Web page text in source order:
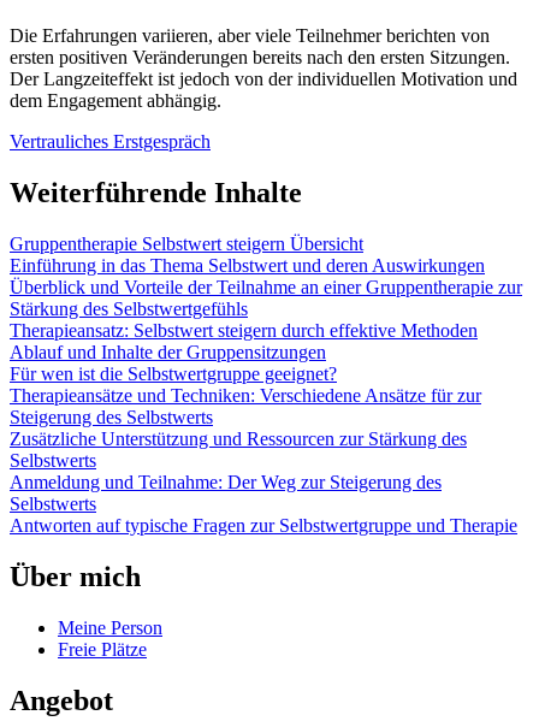
Die Erfahrungen variieren, aber viele Teilnehmer berichten von
ersten positiven Veränderungen bereits nach den ersten Sitzungen.
Der Langzeiteffekt ist jedoch von der individuellen Motivation und
dem Engagement abhängig.
Vertrauliches Erstgespräch
Weiterführende Inhalte
Gruppentherapie Selbstwert steigern Übersicht
Einführung in das Thema Selbstwert und deren Auswirkungen
Überblick und Vorteile der Teilnahme an einer Gruppentherapie zur
Stärkung des Selbstwertgefühls
Therapieansatz: Selbstwert steigern durch effektive Methoden
Ablauf und Inhalte der Gruppensitzungen
Für wen ist die Selbstwertgruppe geeignet?
Therapieansätze und Techniken: Verschiedene Ansätze für zur
Steigerung des Selbstwerts
Zusätzliche Unterstützung und Ressourcen zur Stärkung des
Selbstwerts
Anmeldung und Teilnahme: Der Weg zur Steigerung des
Selbstwerts
Antworten auf typische Fragen zur Selbstwertgruppe und Therapie
Über mich
Meine Person
Freie Plätze
Angebot